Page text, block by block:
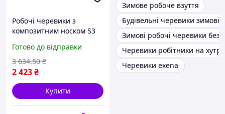
Робочі черевики з
композитним носком S3
захистом від ударів і
антиковзною підошвою
FLAME
Готово до відправки
2 423₴
3 634.50 ₴
Купити
Зимове робоче взуття
Будівельні черевики зимові
Зимові робочі черевики без
Черевики робітники на хутрі
Черевики exena